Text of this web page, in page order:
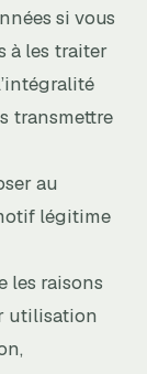
si vous
à les traiter
transmettre
au
légitime
les raisons
utilisation